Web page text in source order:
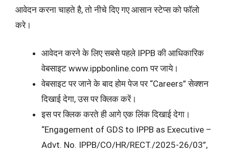
आवेदन करना चाहते है, तो नीचे दिए गए आसान स्टेप्स को फॉलो
करे।
आवेदन करने के लिए सबसे पहले IPPB की आधिकारिक
वेबसाइट www.ippbonline.com पर जाये।
वेबसाइट पर जाने के बाद होम पेज पर “Careers” सेक्शन
दिखाई देगा, उस पर क्लिक करें।
इस पर क्लिक करते ही आगे एक लिंक दिखाई देगा।
“Engagement of GDS to IPPB as Executive –
Advt. No. IPPB/CO/HR/RECT./2025-26/03”,